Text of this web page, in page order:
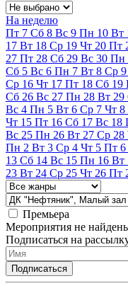
На неделю
Пт 7 Сб 8 Вс 9 Пн 10 Вт
17 Вт 18 Ср 19 Чт 20 Пт
27 Пт 28 Сб 29 Вс 30 Пн
Сб 5 Вс 6 Пн 7 Вт 8 Ср 9
Ср 16 Чт 17 Пт 18 Сб 19
Сб 26 Вс 27 Пн 28 Вт 29
Вс 4 Пн 5 Вт 6 Ср 7 Чт 8
Чт 15 Пт 16 Сб 17 Вс 18
Вс 25 Пн 26 Вт 27 Ср 28
Пн 2 Вт 3 Ср 4 Чт 5 Пт 6
13 Сб 14 Вс 15 Пн 16 Вт
23 Вт 24 Ср 25 Чт 26 Пт
Премьера
Мероприятия не
Подписаться на